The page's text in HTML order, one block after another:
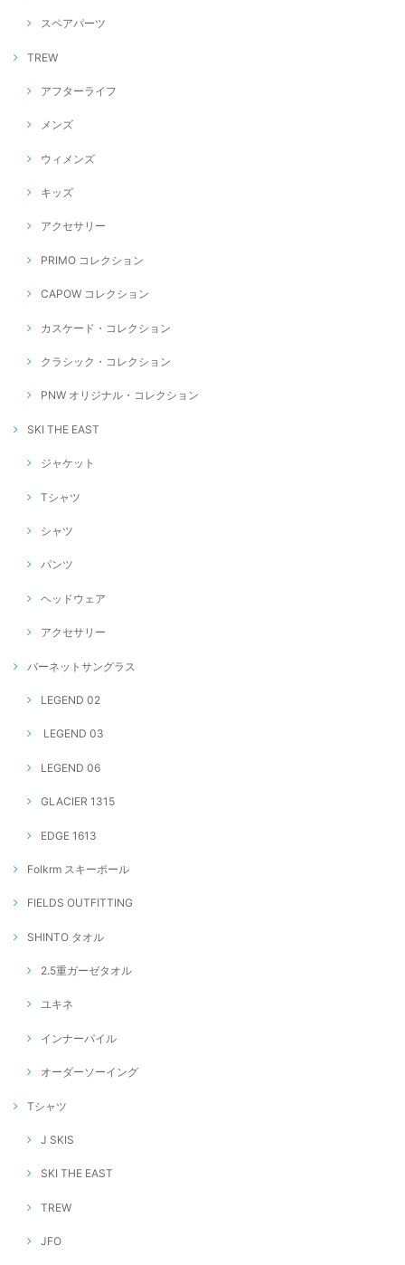
スペアパーツ
TREW
アフターライフ
メンズ
ウィメンズ
キッズ
アクセサリー
PRIMO コレクション
CAPOW コレクション
カスケード・コレクション
クラシック・コレクション
PNW オリジナル・コレクション
SKI THE EAST
ジャケット
Tシャツ
シャツ
パンツ
ヘッドウェア
アクセサリー
バーネットサングラス
LEGEND 02
LEGEND 03
LEGEND 06
GLACIER 1315
EDGE 1613
Folkrm スキーポール
FIELDS OUTFITTING
SHINTO タオル
2.5重ガーゼタオル
ユキネ
インナーパイル
オーダーソーイング
Tシャツ
J SKIS
SKI THE EAST
TREW
JFO